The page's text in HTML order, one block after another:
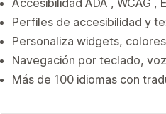
Perfiles de accesibilidad y
Personaliza widgets,
Navegación por teclado,
Más de 100 idiomas con